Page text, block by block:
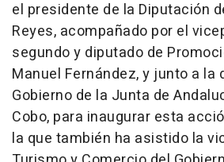
el presidente de la Diputación
Reyes, acompañado por el
segundo y diputado de
Manuel Fernández, y junto a la
Gobierno de la Junta de
Cobo, para inaugurar esta
la que también ha asistido la